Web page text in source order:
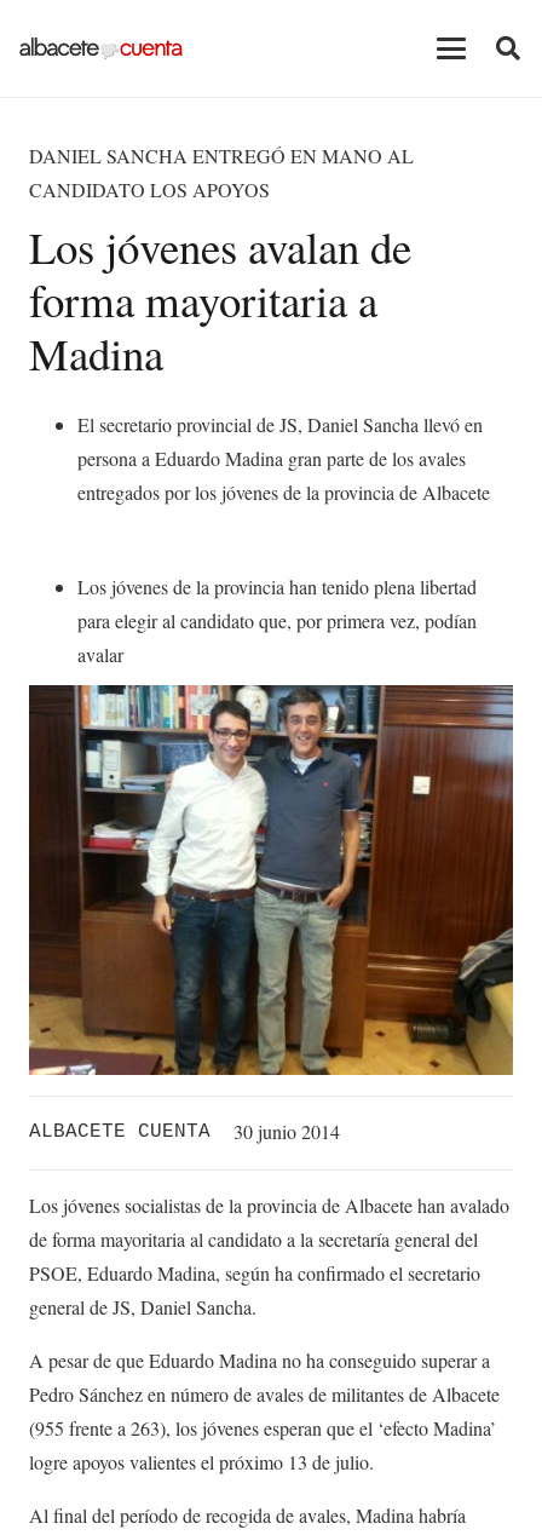
DANIEL SANCHA ENTREGÓ EN MANO AL
CANDIDATO LOS APOYOS
Los jóvenes avalan de
forma mayoritaria a
Madina
El secretario provincial de JS, Daniel Sancha llevó en
persona a Eduardo Madina gran parte de los avales
entregados por los jóvenes de la provincia de Albacete
Los jóvenes de la provincia han tenido plena libertad
para elegir al candidato que, por primera vez, podían
avalar
ALBACETE CUENTA 30 junio 2014
Los jóvenes socialistas de la provincia de Albacete han avalado
de forma mayoritaria al candidato a la secretaría general del
PSOE, Eduardo Madina, según ha confirmado el secretario
general de JS, Daniel Sancha.
A pesar de que Eduardo Madina no ha conseguido superar a
Pedro Sánchez en número de avales de militantes de Albacete
(955 frente a 263), los jóvenes esperan que el ‘efecto Madina’
logre apoyos valientes el próximo 13 de julio.
Al final del período de recogida de avales, Madina habría